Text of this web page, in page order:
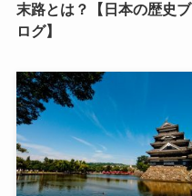
末路とは？【日本の歴史ブ
ログ】